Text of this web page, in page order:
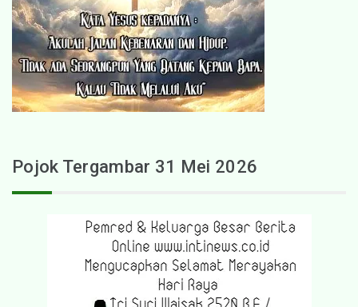
Pojok Tergambar 31 Mei 2026